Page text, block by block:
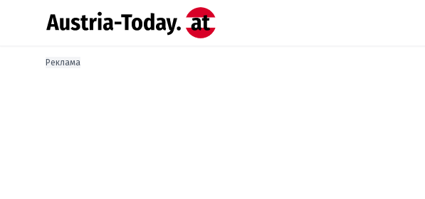
Реклама